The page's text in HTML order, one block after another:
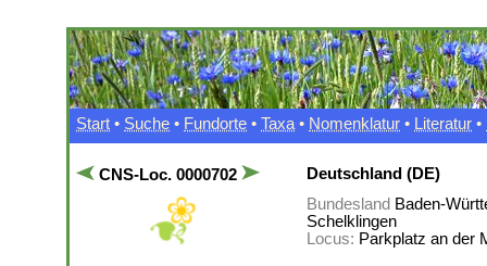
Start • Suche • Fundorte • Taxa • Nomenklatur • Literatur •
CNS-Loc. 0000702
Deutschland (DE)
Bundesland Baden-
Schelklingen
Locus: Parkplatz an der